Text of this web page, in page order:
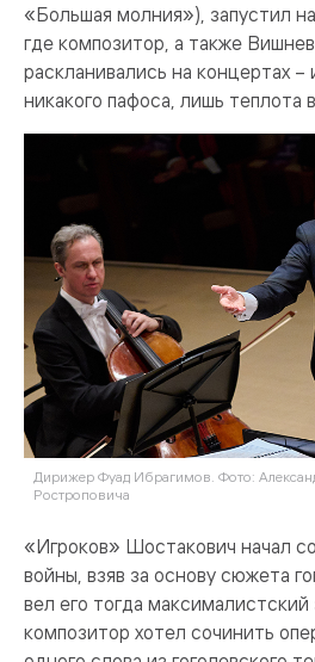
«Большая молния»), запустил
где композитор, а также
раскланивались на концертах
никакого пафоса, лишь теплота
Дирижер Фуад Ибрагимов. Фото:
Ростроповича
«Игроков» Шостакович начал
войны, взяв за основу сюжета
вел его тогда
композитор хотел сочинить